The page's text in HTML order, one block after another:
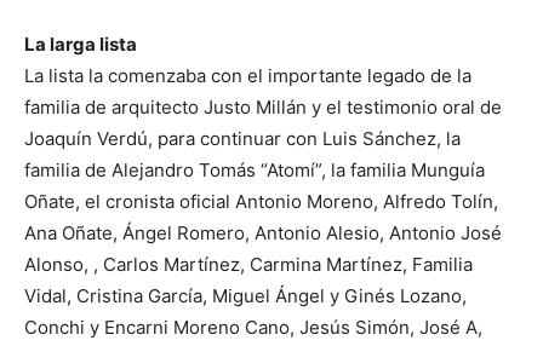
La larga lista
La lista la comenzaba con el importante legado de la
familia de arquitecto Justo Millán y el testimonio oral de
Joaquín Verdú, para continuar con Luis Sánchez, la
familia de Alejandro Tomás “Atomí”, la familia Munguía
Oñate, el cronista oficial Antonio Moreno, Alfredo Tolín,
Ana Oñate, Ángel Romero, Antonio Alesio, Antonio José
Alonso, , Carlos Martínez, Carmina Martínez, Familia
Vidal, Cristina García, Miguel Ángel y Ginés Lozano,
Conchi y Encarni Moreno Cano, Jesús Simón, José A,